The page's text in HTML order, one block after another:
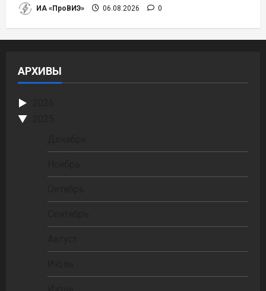
ИА «ПроВИЭ» 06.08.2026 0
АРХИВЫ